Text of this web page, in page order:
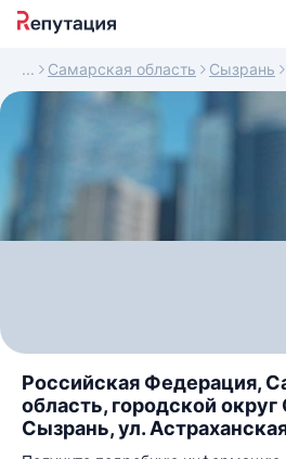
Самарская область Сызрань
Российская Федерация,
область, городской округ
Сызрань, ул.